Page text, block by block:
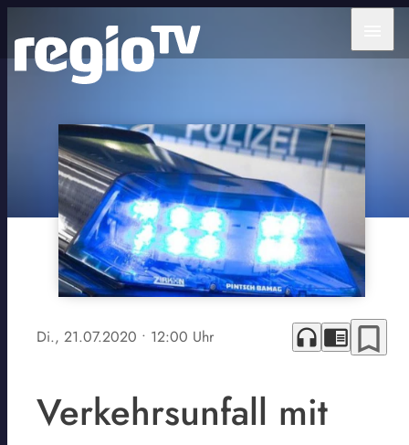
Di., 21.07.2020 • 12:00 Uhr headphones chrome_reader_mode bookmark_border
Verkehrsunfall mit